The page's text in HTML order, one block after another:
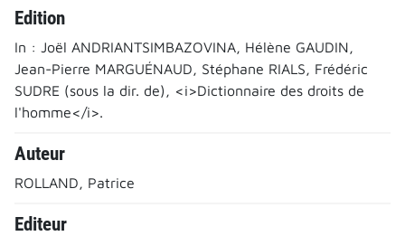
Edition
In : Joël ANDRIANTSIMBAZOVINA, Hélène GAUDIN,
Jean-Pierre MARGUÉNAUD, Stéphane RIALS, Frédéric
SUDRE (sous la dir. de), <i>Dictionnaire des droits de
l'homme</i>.
Auteur
ROLLAND, Patrice
Editeur